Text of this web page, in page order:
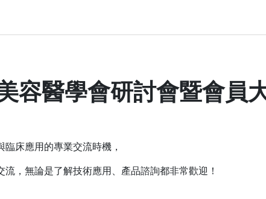
容醫學會研討會暨會員
床應用的專業交流時機，
，無論是了解技術應用、產品諮詢都非常歡迎！